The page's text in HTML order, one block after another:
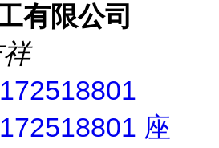
有限公司
座